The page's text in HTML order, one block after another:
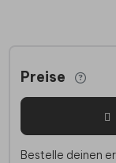
Preise
Bestelle deinen